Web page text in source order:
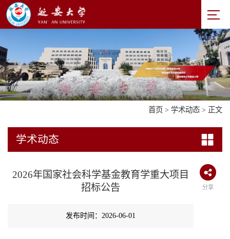
首页 > 学术动态 > 正文
学术动态
2026年国家社会科学基金教育学重大项目
招标公告
分享
发布时间：2026-06-01